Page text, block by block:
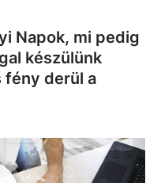
Napok, mi pedig
készülünk
fény derül a